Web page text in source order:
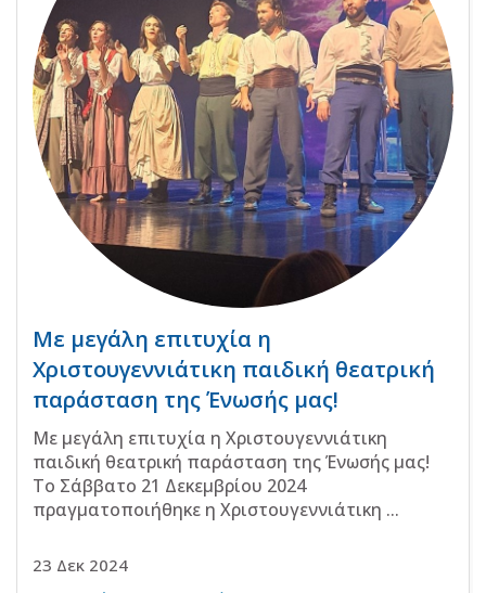
Με μεγάλη επιτυχία η
Χριστουγεννιάτικη παιδική θεατρική
παράσταση της Ένωσής μας!
Με μεγάλη επιτυχία η Χριστουγεννιάτικη
παιδική θεατρική παράσταση της Ένωσής μας!
Το Σάββατο 21 Δεκεμβρίου 2024
πραγματοποιήθηκε η Χριστουγεννιάτικη ...
23 Δεκ 2024